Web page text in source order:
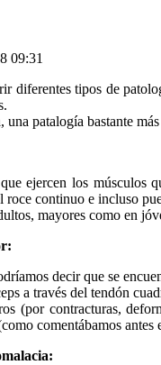
09:31
diferentes tipos de
patalogía bastante
ejercen los músculos
continuo e incluso
mayores como en
decir que se
a través del tendón
(por contracturas,
comentábamos